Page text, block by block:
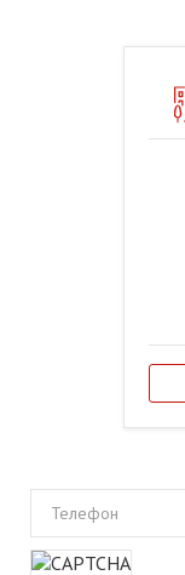
Телефон